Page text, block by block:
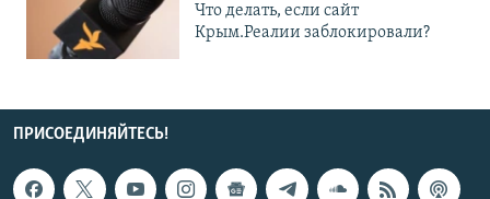
Что делать, если сайт
Крым.Реалии заблокировали?
ПРИСОЕДИНЯЙТЕСЬ!